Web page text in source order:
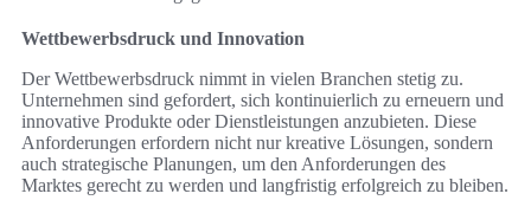
Wettbewerbsdruck und Innovation
Der Wettbewerbsdruck nimmt in vielen Branchen stetig zu.
Unternehmen sind gefordert, sich kontinuierlich zu erneuern und
innovative Produkte oder Dienstleistungen anzubieten. Diese
Anforderungen erfordern nicht nur kreative Lösungen, sondern
auch strategische Planungen, um den Anforderungen des
Marktes gerecht zu werden und langfristig erfolgreich zu bleiben.